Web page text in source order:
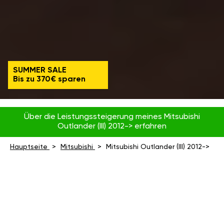
SUMMER SALE
Bis zu 370€ sparen
Über die Leistungssteigerung meines Mitsubishi
Outlander (III) 2012-> erfahren
Hauptseite Mitsubishi Mitsubishi Outlander (III) 2012->